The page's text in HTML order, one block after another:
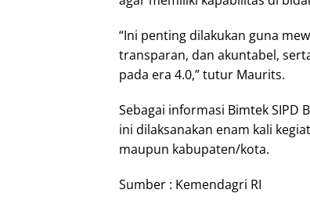
“Ini penting dilakukan guna
transparan, dan akuntabel,
pada era 4.0,” tutur Maurits.
Sebagai informasi Bimtek SIPD
ini dilaksanakan enam kali
maupun kabupaten/kota.
Sumber : Kemendagri RI